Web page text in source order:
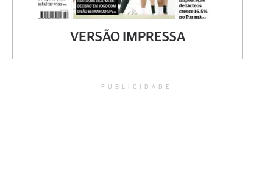
VERSÃO IMPRESSA
PUBLICIDADE